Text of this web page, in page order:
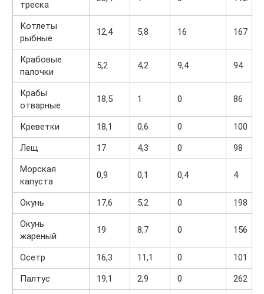
треска
Котлеты
рыбные
12,4 5,8 16 167
Крабовые
палочки
5,2 4,2 9,4 94
Крабы
отварные
18,5 1 0 86
Креветки 18,1 0,6 0
100
Лещ
17 4,3 0
98
Морская
капуста
0,9 0,1 0,4 4
Окунь 17,6 5,2 0
198
Окунь
жареный
19 8,7 0 156
Осетр 16,3 11,1 0
101
Палтус
19,1 2,9 0
262